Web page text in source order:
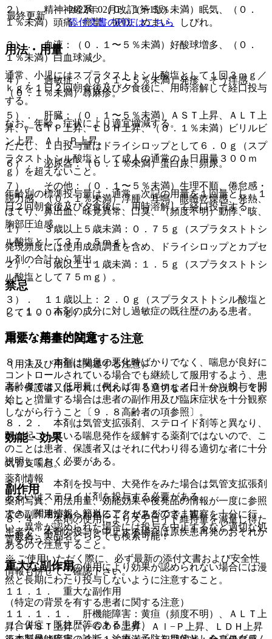
２）． 精神神経系：（０．１〜５％未満）眠気、（０．
１％未満）頭痛、痙攣、振戦、めまい、しびれ。
３）． 血液：（０．１〜５％未満）好酸球増多、（０．
１％未満）白血球減少。
４）． 過敏症：（０．１〜５％未満）発疹、そう痒感、
（０．１％未満）蕁麻疹。
５）． 肝臓：（０．１〜５％未満）ＡＳＴ上昇、ＡＬＴ上
昇、γ−ＧＴＰ上昇、ＬＤＨ上昇、（０．１％未満）ビリルビ
ン上昇、Ａｌ−Ｐ上昇。
６）． 泌尿器：（０．１％未満）蛋白尿、頻尿。
７）． その他：（０．１〜５％未満）生理不順、倦怠感・
脱力感、（０．１％未満）浮腫、耳鳴、眼瞼乾燥感、発熱、
ほてり、鼻出血、味覚異常、口臭、（頻度不明）動悸、咳、
胸部圧迫感。
発現頻度には使用成績調査を含め、ドライシロップとカプセ
ル剤の合計から算出。
禁忌
２．１． 本剤の成分に対し過敏症の既往歴のある患者。
重要な基本的注意
８．１． 本剤は喘息の悪化時ばかりでなく、喘息が良好に
コントロールされている場合でも継続して服用するよう、患
者、保護者又はそれに代わり得る適切な者に十分説明してお
くこと。
８．２． 本剤は気管支拡張剤、ステロイド剤等と異なり、
既に起こっている喘息発作を緩解する薬剤ではないので、こ
のことは患者、保護者又はそれに代わり得る適切な者に十分
説明しておく必要がある。
８．３． 本剤を投与中、大発作をみた場合は気管支拡張剤
あるいはステロイド剤を投与する必要がある。
８．４． 本剤の使用によりステロイド維持量を減量し得た
患者で、本剤の投与を中止する場合は原疾患再発のおそれが
あるので注意すること。
８．５． 本剤の使用により効果が認められない場合には漫
然と長期にわたり投与しないように注意すること。
（特定の背景を有する患者に関する注意）
（合併症・既往歴等のある患者）
最終更新
2022年02月改訂(第1版)
添付文書のPDFはこちら
用法・用量
通常、小児にはスプラタストトシル酸塩として１回３ｍｇ／
ｋｇを１日２回朝食後及び夕食後に、用時溶解して経口投与
する。
なお、年齢、症状により適宜増減する。
ただし、１日投与量はドライシロップとして６．０ｇ（スプ
ラタストトシル酸塩として成人の通常の１日用量３００ｍ
ｇ）を超えないこと。
年齢別の標準投与量は、通常、次記の用量を１回量とし、１
日２回朝食後及び夕食後に、用時溶解して経口投与する。
１）． ３歳以上５歳未満：０．７５ｇ（スプラタストトシ
ル酸塩として３７．５ｍｇ）。
２）． ５歳以上１１歳未満：１．５ｇ（スプラタストトシ
ル酸塩として７５ｍｇ）。
３）． １１歳以上：２．０ｇ（スプラタストトシル酸塩と
して１００ｍｇ）。
用法・用量に関連する注意
（用法及び用量に関連する注意）
高齢者では、低用量（例えば１５０ｍｇ／日）から投与を開
始し、増量する場合は患者の副作用及び臨床症状を十分観察
しながら行うこと〔９．８高齢者の項参照〕。
効能・効果
気管支喘息。
副作用
次の副作用があらわれることがあるので、観察を十分に行
い、異常が認められた場合には投与を中止するなど適切な処
置を行うこと。
重大な副作用
１１．１． 重大な副作用
１１．１．１． 肝機能障害：黄疸（頻度不明）、ＡＬＴ上
昇、ＡＳＴ上昇、γ−ＧＴＰ上昇、Ａｌ−Ｐ上昇、ＬＤＨ上昇
薬剤情報
薬剤写真、用法用量、効能効果や後発品の情報が一度に参照
でき、関連情報へ簡単にアクセスができます。
一般名、製品名どちらでも検索可能！
※ ご使用いただく際に、必ず最新の添付文書および安全性
情報も併せてご確認下さい。